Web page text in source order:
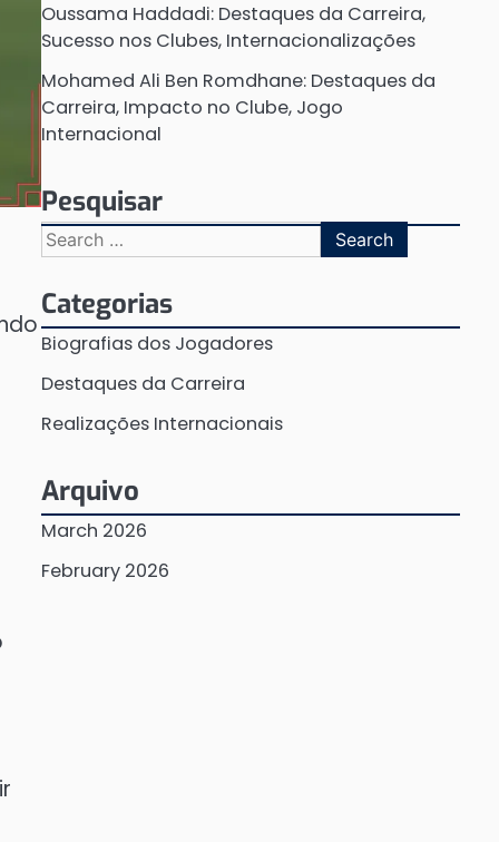
Oussama Haddadi: Destaques da Carreira,
Sucesso nos Clubes, Internacionalizações
Mohamed Ali Ben Romdhane: Destaques da
Carreira, Impacto no Clube, Jogo
Internacional
Pesquisar
Search
for:
Categorias
Biografias dos Jogadores
Destaques da Carreira
Realizações Internacionais
Arquivo
March 2026
February 2026